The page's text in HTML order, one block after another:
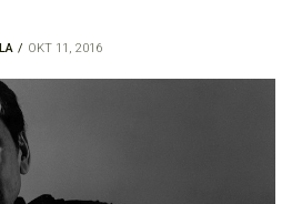
OKT 11, 2016